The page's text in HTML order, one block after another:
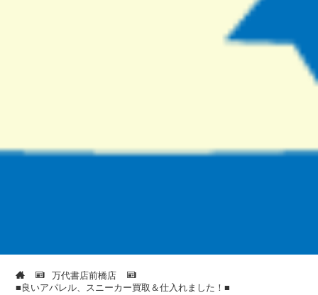
万代書店前橋店
■良いアパレル、スニーカー買取＆仕入れました！■